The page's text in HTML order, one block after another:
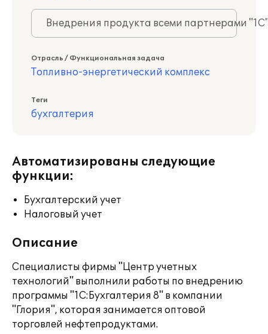
Внедрения продукта всеми партнерами
Отрасль / Функциональная задача
Топливно-энергетический комплекс
Теги
бухгалтерия
Автоматизированы следующие
функции:
Бухгалтерский учет
Налоговый учет
Описание
Специалисты фирмы "Центр учетных
технологий" выполнили работы по внедрению
программы "1С:Бухгалтерия 8" в компании
"Глория", которая занимается оптовой
торговлей нефтепродуктами.